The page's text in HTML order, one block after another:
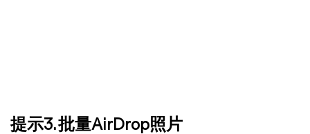
提示3. 批量AirDrop照片